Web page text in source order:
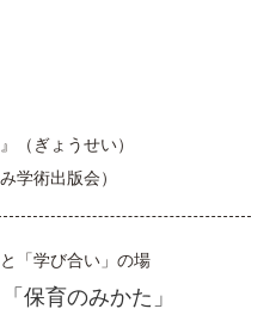
（ぎょうせい）
学術出版会）
「学び合い」の場
保育のみかた」